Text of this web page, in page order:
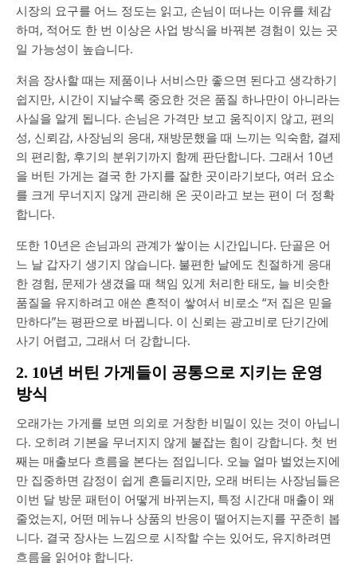
시장의 요구를 어느 정도는 읽고, 손님이 떠나는 이유를 체감
하며, 적어도 한 번 이상은 사업 방식을 바꿔본 경험이 있는 곳
일 가능성이 높습니다.
처음 장사할 때는 제품이나 서비스만 좋으면 된다고 생각하기
쉽지만, 시간이 지날수록 중요한 것은 품질 하나만이 아니라는
사실을 알게 됩니다. 손님은 가격만 보고 움직이지 않고, 편의
성, 신뢰감, 사장님의 응대, 재방문했을 때 느끼는 익숙함, 결제
의 편리함, 후기의 분위기까지 함께 판단합니다. 그래서 10년
을 버틴 가게는 결국 한 가지를 잘한 곳이라기보다, 여러 요소
를 크게 무너지지 않게 관리해 온 곳이라고 보는 편이 더 정확
합니다.
또한 10년은 손님과의 관계가 쌓이는 시간입니다. 단골은 어
느 날 갑자기 생기지 않습니다. 불편한 날에도 친절하게 응대
한 경험, 문제가 생겼을 때 책임 있게 처리한 태도, 늘 비슷한
품질을 유지하려고 애쓴 흔적이 쌓여서 비로소 “저 집은 믿을
만하다”는 평판으로 바뀝니다. 이 신뢰는 광고비로 단기간에
사기 어렵고, 그래서 더 강합니다.
2. 10년 버틴 가게들이 공통으로 지키는 운영
방식
오래가는 가게를 보면 의외로 거창한 비밀이 있는 것이 아닙니
다. 오히려 기본을 무너지지 않게 붙잡는 힘이 강합니다. 첫 번
째는 매출보다 흐름을 본다는 점입니다. 오늘 얼마 벌었는지에
만 집중하면 감정이 쉽게 흔들리지만, 오래 버티는 사장님들은
이번 달 방문 패턴이 어떻게 바뀌는지, 특정 시간대 매출이 왜
줄었는지, 어떤 메뉴나 상품의 반응이 떨어지는지를 꾸준히 봅
니다. 결국 장사는 느낌으로 시작할 수는 있어도, 유지하려면
흐름을 읽어야 합니다.